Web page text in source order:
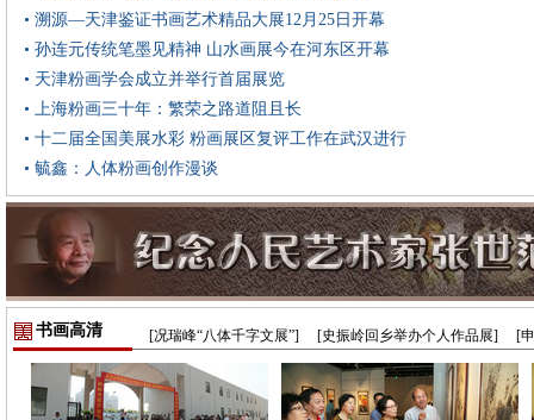
• 溯源—天津鉴证书画艺术精品大展12月25日开幕
• 孙连元传统笔墨见精神 山水画展今在河东区开幕
• 天津粉画学会成立并举行首届展览
• 上海粉画三十年：繁荣之路道阻且长
• 十二届全国美展水彩 粉画展区复评工作在武汉进行
• 毓鑫：人体粉画创作漫谈
书画高清 [况瑞峰“八体千字文展”] [史振岭回乡举办个人作品展] [